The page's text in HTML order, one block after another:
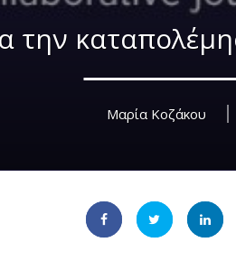
την
Μαρία Κοζάκου